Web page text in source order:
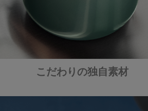
こだわりの独自素材